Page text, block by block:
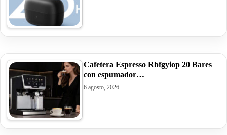
Cafetera Espresso Rbfgyiop 20 Bares
con espumador…
6 agosto, 2026